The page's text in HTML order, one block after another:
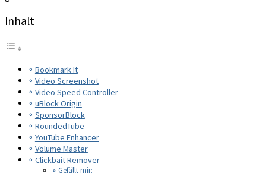
Inhalt
Bookmark It
Video Screenshot
Video Speed Controller
uBlock Origin
SponsorBlock
RoundedTube
YouTube Enhancer
Volume Master
Clickbait Remover
Gefällt mir: